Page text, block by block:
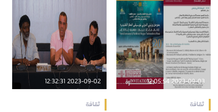
2023-09-03 12:05:54
ثقافة
2023-09-02 12:32:31
ثقافة